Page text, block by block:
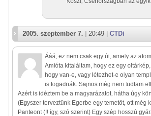
2005. szeptember 7. | 20:49 | CTDi
Ááá, ez nem csak egy út, amely az
Amióta kitaláltam, hogy ez egy
hogy van-e, vagy létezhet-e olyan
is fogadnák. Sajnos még nem tudtam
Azért is idéztem be a magyarázatot, hátha úgy
(Egyszer terveztünk Egerbe egy temetőt, ott még
Panteont (!! így, szó szerint) Egy szép hosszú